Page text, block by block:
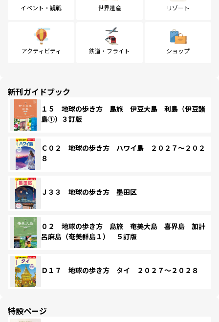
イベント・観戦 世界遺産 リゾート
アクティビティ 鉄道・フライト ショップ
新刊ガイドブック
１５ 地球の歩き方 島旅 伊豆大島 利島（伊豆諸
島①）３訂版
Ｃ０２ 地球の歩き方 ハワイ島 ２０２７～２０２
８
Ｊ３３ 地球の歩き方 墨田区
０２ 地球の歩き方 島旅 奄美大島 喜界島 加計
呂麻島（奄美群島１） ５訂版
Ｄ１７ 地球の歩き方 タイ ２０２７～２０２８
特設ページ